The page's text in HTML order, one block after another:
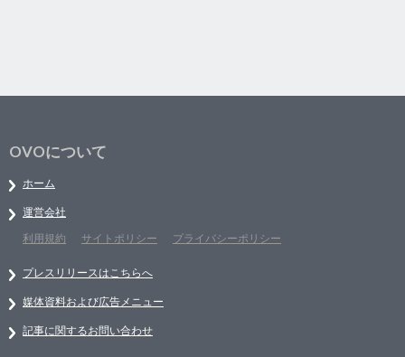
OVOについて
ホーム
運営会社
利用規約
サイトポリシー プライバシーポリシー
プレスリリースはこちらへ
媒体資料および広告メニュー
記事に関するお問い合わせ